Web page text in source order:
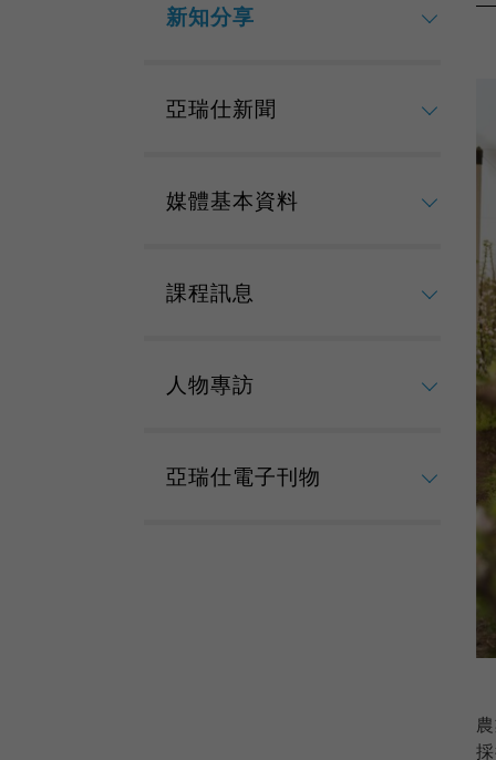
新知分享
亞瑞仕新聞
媒體基本資料
課程訊息
人物專訪
亞瑞仕電子刊物